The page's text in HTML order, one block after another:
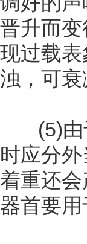
晋升而
现过载
浊，可
(5)由于
时应分
着重还
器首要